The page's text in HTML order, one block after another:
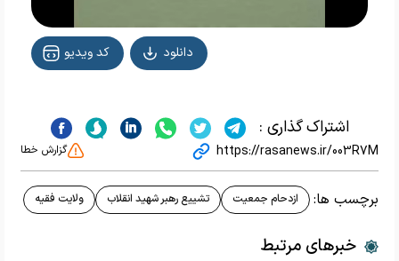
کد ویدیو دانلود
اشتراک گذاری :
https://rasanews.ir/003R7M گزارش خطا
برچسب ها: ازدحام جمعیت تشییع رهبر شهید انقلاب ولایت فقیه
خبرهای مرتبط